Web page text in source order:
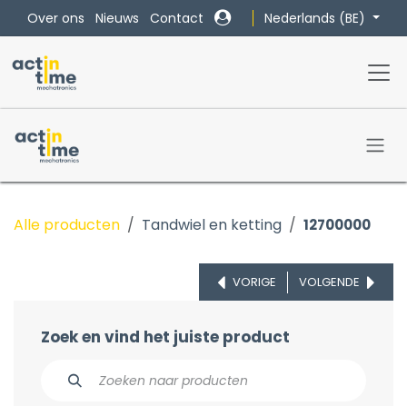
Overslaan naar inhoud
Over ons Nieuws Contact Nederlands (BE)
Alle producten Tandwiel en ketting 12700000
VORIGE VOLGENDE
Zoek en vind het juiste product